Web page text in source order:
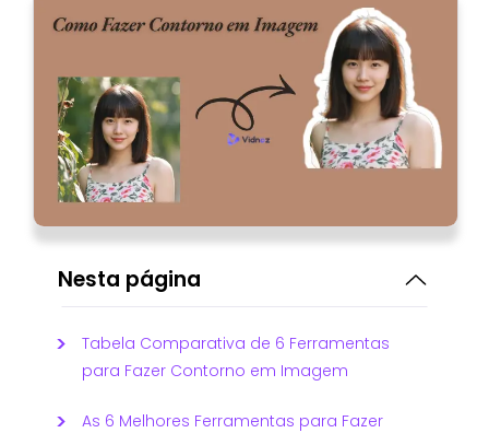
Nesta página
Tabela Comparativa de 6 Ferramentas
para Fazer Contorno em Imagem
As 6 Melhores Ferramentas para Fazer